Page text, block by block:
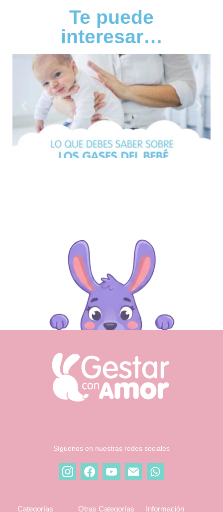
Te puede
interesar…
Síguenos en nuestras redes sociales
Categorías Otras Categorías Información